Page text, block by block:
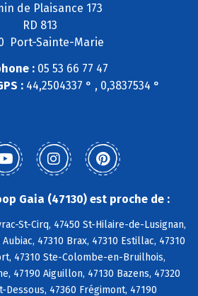
de Plaisance 173
RD 813
Port-Sainte-Marie
:05 53 66 77 47
:44,2504337 ° , 0,3837534 °
Gaia (47130) est proche de :
St-Cirq, 47450 St-Hilaire-de-Lusignan,
Aubiac, 47310 Brax, 47310 Estillac, 47310
47310 Ste-Colombe-en-Bruilhois,
47190 Aiguillon, 47130 Bazens, 47320
Dessous, 47360 Frégimont, 47190